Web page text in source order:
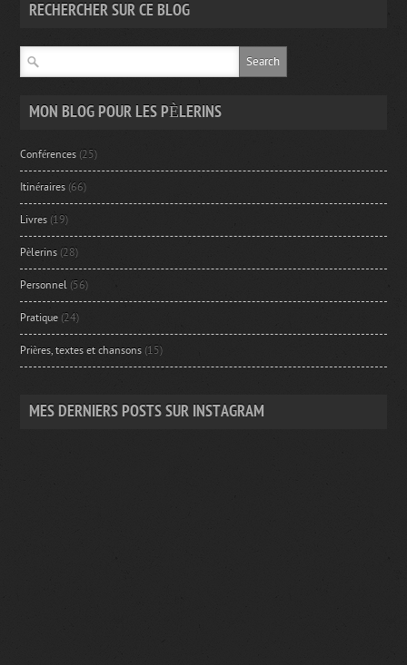
RECHERCHER SUR CE BLOG
MON BLOG POUR LES PÈLERINS
Conférences (25)
Itinéraires (66)
Livres (19)
Pèlerins (28)
Personnel (56)
Pratique (24)
Prières, textes et chansons (15)
MES DERNIERS POSTS SUR INSTAGRAM